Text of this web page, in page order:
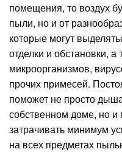
помещения, то воздух
пыли, но и от
которые могут
отделки и обстановки,
микроорганизмов,
прочих примесей.
поможет не просто
собственном доме, но
затрачивать минимум
на всех предметах